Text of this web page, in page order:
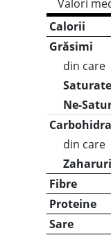
Valori
Calorii
Grăsimi
din care
Saturate
Ne-
din care
Zaharuri
Fibre
Proteine
Sare